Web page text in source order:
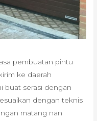
pembuatan pintu
ke daerah
buat serasi dengan
dengan teknis
matang nan